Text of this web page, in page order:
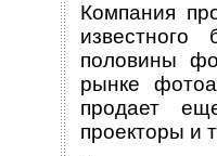
Компания
половины
рынке
продает
проекторы и